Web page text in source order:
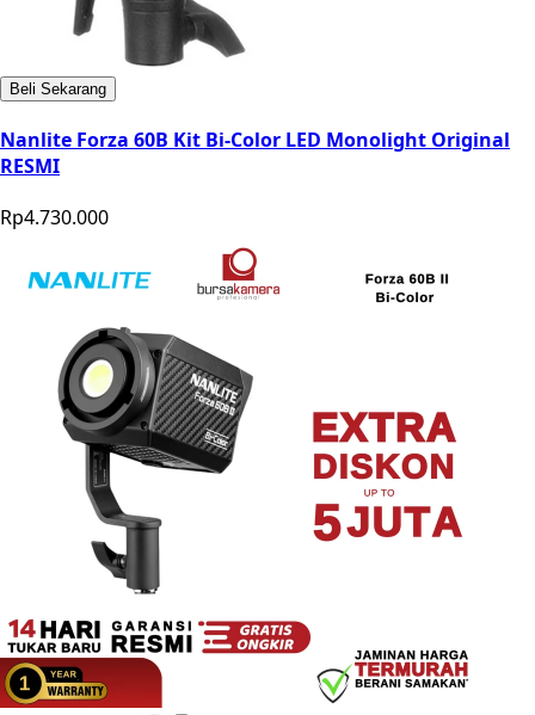
Beli Sekarang
Nanlite Forza 60B Kit Bi-Color LED Monolight Original
RESMI
Rp4.730.000